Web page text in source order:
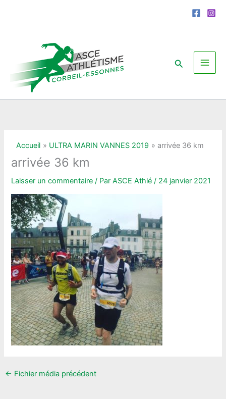
Rechercher
Accueil ULTRA MARIN VANNES 2019 arrivée 36 km
arrivée 36 km
Laisser un commentaire / ParASCE Athlé/ 24 janvier 2021
← Fichier média précédent